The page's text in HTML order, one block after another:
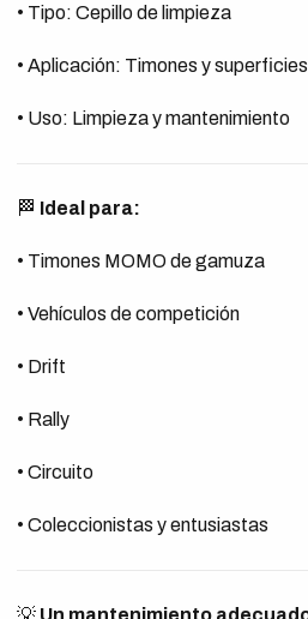
• Tipo: Cepillo de limpieza
• Aplicación: Timones y
• Uso: Limpieza y mantenimiento
🏁 Ideal para:
• Timones MOMO de gamuza
• Vehículos de competición
• Drift
• Rally
• Circuito
• Coleccionistas y entusiastas
💡 Un mantenimiento